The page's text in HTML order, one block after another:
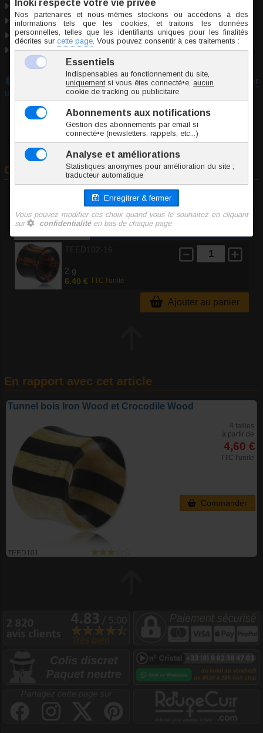
Utilisable pour : piercing lobe.
MarqueInoki
Origine Thaïlande
Conformité RSGP
Téléchargez notre guide :Prendre les mesures pour
un piercing
Commander
A Diamètre
2 g
6.40 € TTC l'unité
Ajouter au panier
En rapport avec cet article
Tunnel bois Iron Wood et Crocodile Wood
TEED101
4 tailles
à partir de
4,60 €
TTC l'unite
Commander